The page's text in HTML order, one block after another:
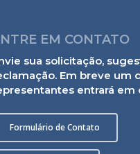
EM CONTATO
sua solicitação,
Em breve um
entrará em
Formulário de Contato